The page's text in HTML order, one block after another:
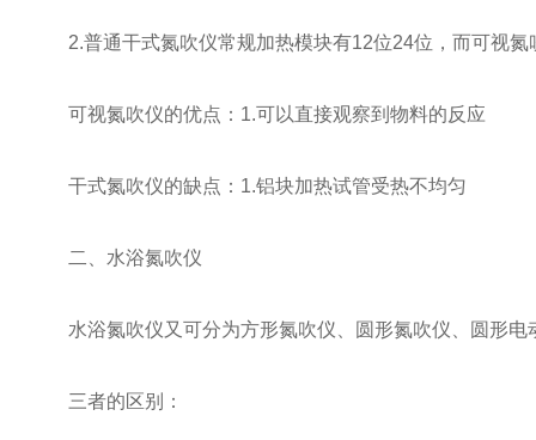
2.普通干式氮吹仪常规加热模块有12位24位，而可视氮
可视氮吹仪的优点：1.可以直接观察到物料的反应
干式氮吹仪的缺点：1.铝块加热试管受热不均匀
二、水浴氮吹仪
水浴氮吹仪又可分为方形氮吹仪、圆形氮吹仪、圆形电
三者的区别：